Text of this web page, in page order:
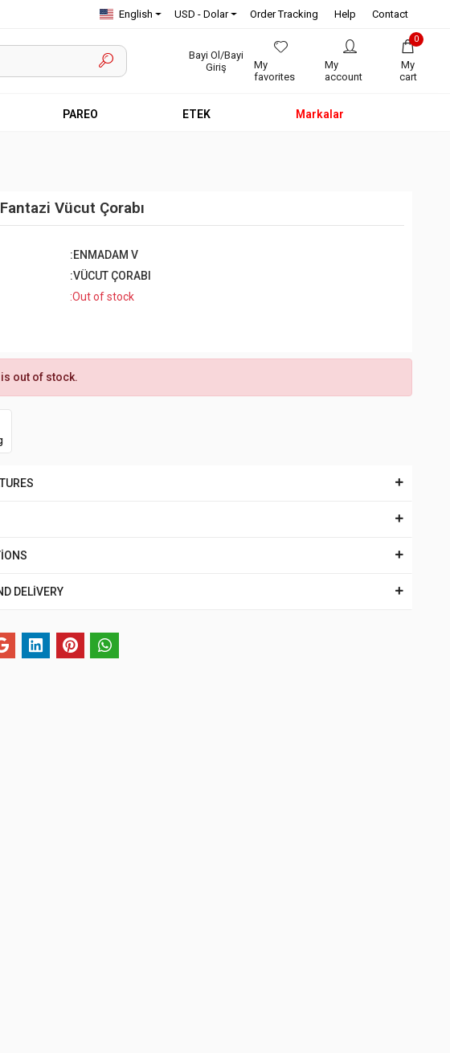
English USD - Dolar Order Tracking Help Contact
Bayi Ol/Bayi
Giriş
My
favorites
My
account
0
My
cart
PAREO ETEK Markalar
Vücut Çorabı
:ENMADAM V
:VÜCUT ÇORABI
:Out of stock
out of stock.
DELİVERY